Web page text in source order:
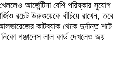
আর্জেন্টিনা বেশি পরিষ্কার সুযোগ
রচেট উরুগুয়েকে বাঁচিয়ে রাখেন, তবে
কাটব্যাক থেকে দুর্দান্ত শটে
গঞ্জালেস লাল কার্ড দেখলেও জয়